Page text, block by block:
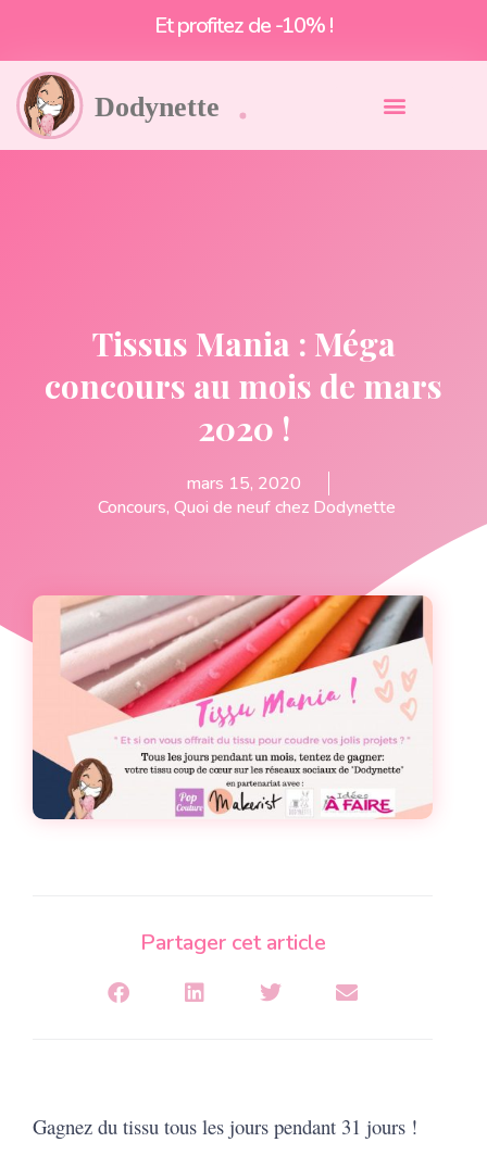
Et profitez de -10% !
Tissus Mania : Méga
concours au mois de mars
2020 !
mars 15, 2020
Concours, Quoi de neuf chez Dodynette
Partager cet article
Gagnez du tissu tous les jours pendant 31 jours !